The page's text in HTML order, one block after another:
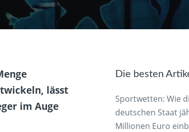
lässt
im Auge
Die besten
Sportwetten: Wie
deutschen Staat
Millionen Euro